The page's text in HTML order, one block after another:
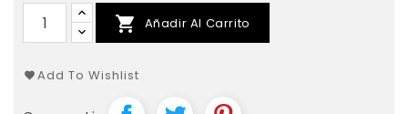
 Añadir Al Carrito
Add To Wishlist